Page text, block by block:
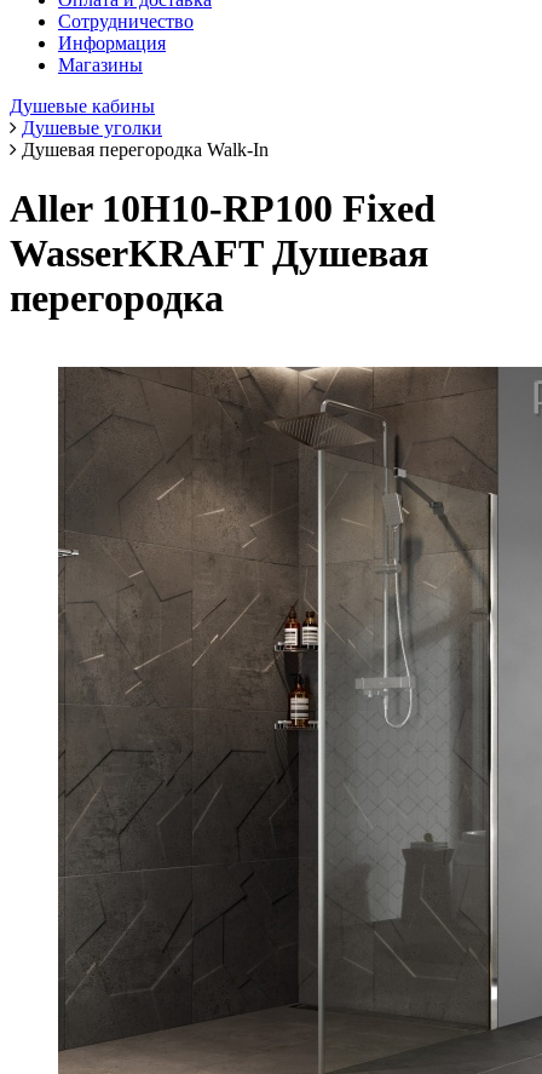
Сотрудничество
Информация
Магазины
Душевые кабины
Душевые уголки
Душевая перегородка Walk-In
Aller 10H10-RP100 Fixed
WasserKRAFT Душевая
перегородка